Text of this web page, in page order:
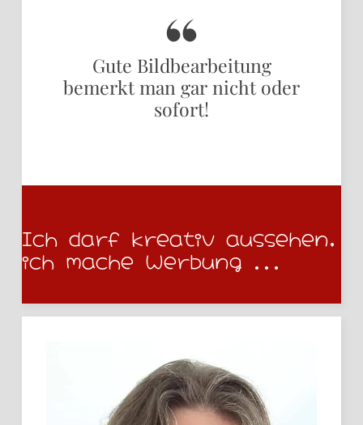
Gute Bildbearbeitung
bemerkt man gar nicht oder
sofort!
Ich darf kreativ aussehen,
ich mache Werbung ...